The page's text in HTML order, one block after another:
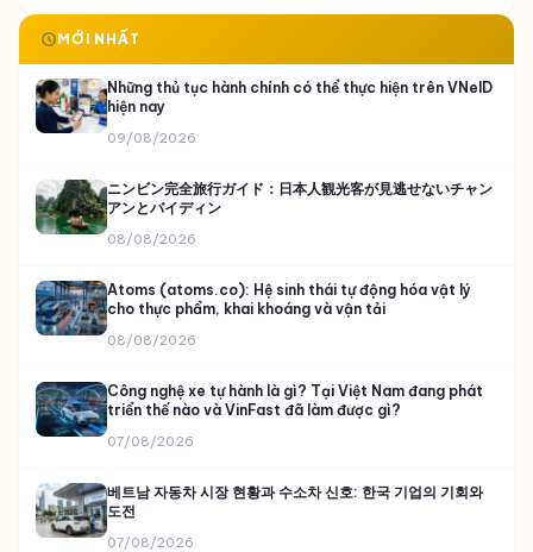
MỚI NHẤT
Những thủ tục hành chính có thể thực hiện trên VNeID
hiện nay
09/08/2026
ニンビン完全旅行ガイド：日本人観光客が見逃せないチャン
アンとバイディン
08/08/2026
Atoms (atoms.co): Hệ sinh thái tự động hóa vật lý
cho thực phẩm, khai khoáng và vận tải
08/08/2026
Công nghệ xe tự hành là gì? Tại Việt Nam đang phát
triển thế nào và VinFast đã làm được gì?
07/08/2026
베트남 자동차 시장 현황과 수소차 신호: 한국 기업의 기회와
도전
07/08/2026